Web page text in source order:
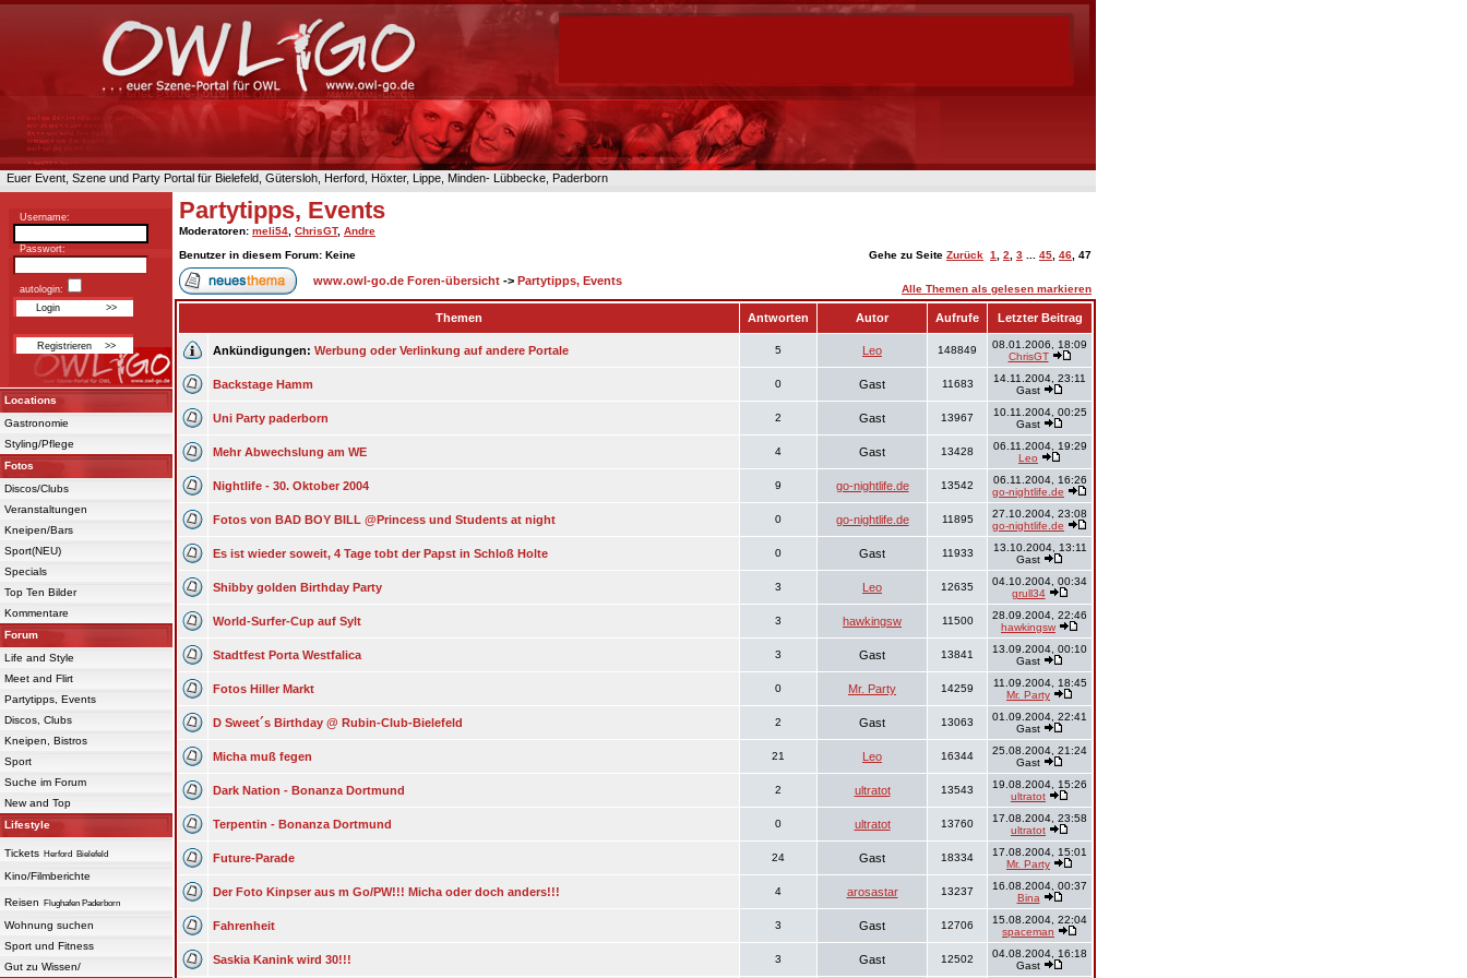
Euer Event, Szene und Party Portal für Bielefeld, Gütersloh, Herford, Höxter, Lippe, Minden- Lübbecke, Paderborn
Username:
Passwort:
autologin:
Locations
Gastronomie
Styling/Pflege
Fotos
Discos/Clubs
Veranstaltungen
Kneipen/Bars
Sport(NEU)
Specials
Top Ten Bilder
Kommentare
Forum
Life and Style
Meet and Flirt
Partytipps, Events
Discos, Clubs
Kneipen, Bistros
Sport
Suche im Forum
New and Top
Lifestyle
Tickets Herford Bielefeld
Kino/Filmberichte
Reisen Flughafen Paderborn
Wohnung suchen
Sport und Fitness
Gut zu Wissen/
Partytipps, Events
Moderatoren: meli54 ChrisGT, Andre
Benutzer in diesem Forum: Keine
Gehe zu Seite Zurück 1 2 3 45 46 47
www.owl-go.de Foren-übersicht -> Partytipps, Events
Alle Themen als gelesen markieren
Themen Antworten Autor Aufrufe Letzter Beitrag
Ankündigungen: Werbung oder Verlinkung auf andere Portale 5 Leo 148849
08.01.2006, 18:09
ChrisGT
Backstage Hamm 0 Gast 11683
14.11.2004, 23:11
Gast
Uni Party paderborn 2 Gast 13967
10.11.2004, 00:25
Gast
Mehr Abwechslung am WE 4 Gast 13428
06.11.2004, 19:29
Leo
Nightlife - 30. Oktober 2004 9 go-nightlife.de 13542
06.11.2004, 16:26
go-nightlife.de
Fotos von BAD BOY BILL @Princess und Students at night 0 go-nightlife.de 11895
27.10.2004, 23:08
go-nightlife.de
Es ist wieder soweit, 4 Tage tobt der Papst in Schloß Holte 0 Gast 11933
13.10.2004, 13:11
Gast
Shibby golden Birthday Party 3 Leo 12635
04.10.2004, 00:34
grull34
World-Surfer-Cup auf Sylt 3 hawkingsw 11500
28.09.2004, 22:46
hawkingsw
Stadtfest Porta Westfalica 3 Gast 13841
13.09.2004, 00:10
Gast
Fotos Hiller Markt 0 Mr. Party 14259
11.09.2004, 18:45
Mr. Party
D Sweet´s Birthday @ Rubin-Club-Bielefeld 2 Gast 13063
01.09.2004, 22:41
Gast
Micha muß fegen 21 Leo 16344
25.08.2004, 21:24
Gast
Dark Nation - Bonanza Dortmund 2 ultratot 13543
19.08.2004, 15:26
ultratot
Terpentin - Bonanza Dortmund 0 ultratot 13760
17.08.2004, 23:58
ultratot
Future-Parade 24 Gast 18334
17.08.2004, 15:01
Mr. Party
Der Foto Kinpser aus m Go/PW!!! Micha oder doch anders!!! 4 arosastar 13237
16.08.2004, 00:37
Bina
Fahrenheit 3 Gast 12706
15.08.2004, 22:04
spaceman
Saskia Kanink wird 30!!! 3 Gast 12502
04.08.2004, 16:18
Gast